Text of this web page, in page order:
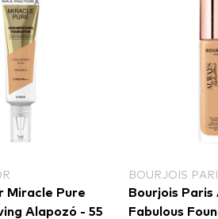
Miracle Pure
Alapozó - 55
BOURJOIS
Bourjois Paris
Fabulous